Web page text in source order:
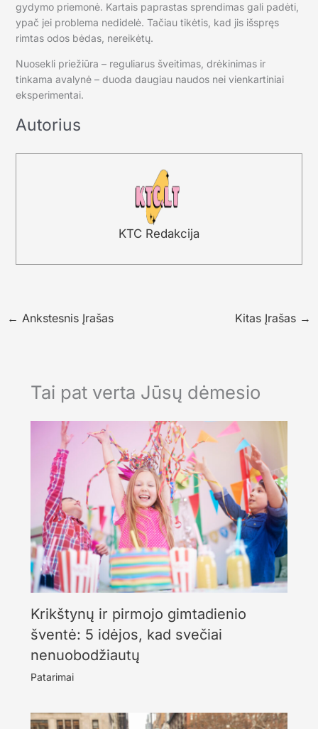
gydymo priemonė. Kartais paprastas sprendimas gali padėti,
ypač jei problema nedidelė. Tačiau tikėtis, kad jis išspręs
rimtas odos bėdas, nereikėtų.
Nuosekli priežiūra – reguliarus šveitimas, drėkinimas ir
tinkama avalynė – duoda daugiau naudos nei vienkartiniai
eksperimentai.
Autorius
KTC Redakcija
← Ankstesnis Įrašas Kitas Įrašas →
Tai pat verta Jūsų dėmesio
Krikštynų ir pirmojo gimtadienio
šventė: 5 idėjos, kad svečiai
nenuobodžiautų
Patarimai